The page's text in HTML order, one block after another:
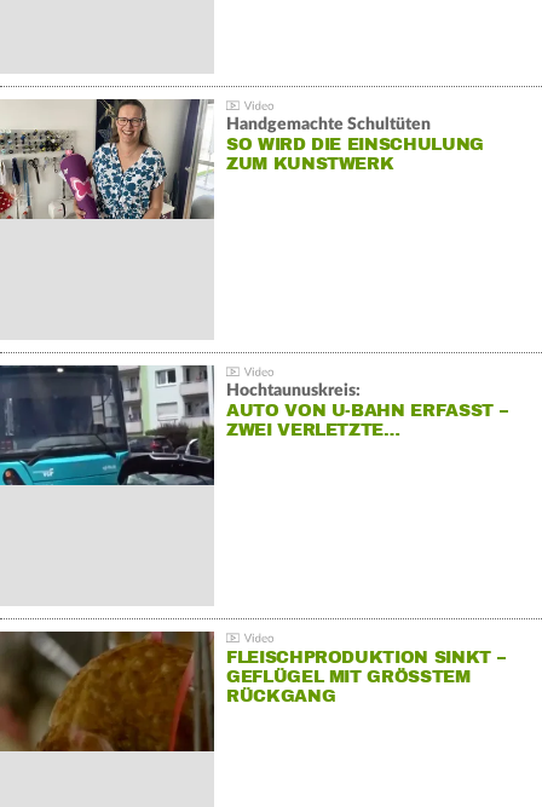
Handgemachte Schultüten
SO WIRD DIE EINSCHULUNG
ZUM KUNSTWERK
Hochtaunuskreis:
AUTO VON U-BAHN ERFASST –
ZWEI VERLETZTE…
FLEISCHPRODUKTION SINKT –
GEFLÜGEL MIT GRÖSSTEM R
ÜCKGANG